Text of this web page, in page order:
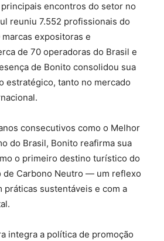
encontros do setor no
reuniu 7.552 profissionais do
expositoras e
de 70 operadoras do Brasil e
de Bonito consolidou sua
estratégico, tanto no mercado
consecutivos como o Melhor
do Brasil, Bonito reafirma sua
o primeiro destino turístico do
de Carbono Neutro — um reflexo
práticas sustentáveis e com a
integra a política de promoção